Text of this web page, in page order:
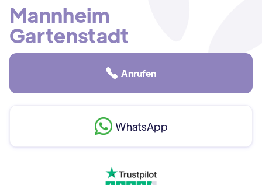
Mannheim
Gartenstadt
Anrufen
WhatsApp